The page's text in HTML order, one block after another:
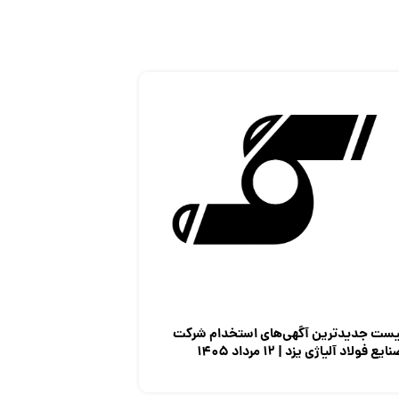
جدیدترین آگهی‌های استخدام شرکت
فولاد آلیاژی یزد | ۱۲ مرداد ۱۴۰۵